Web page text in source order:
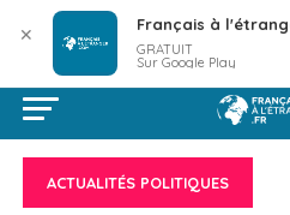
ACTUALITÉS POLITIQUES
✕ Français à
GRATUIT
Sur Google Play